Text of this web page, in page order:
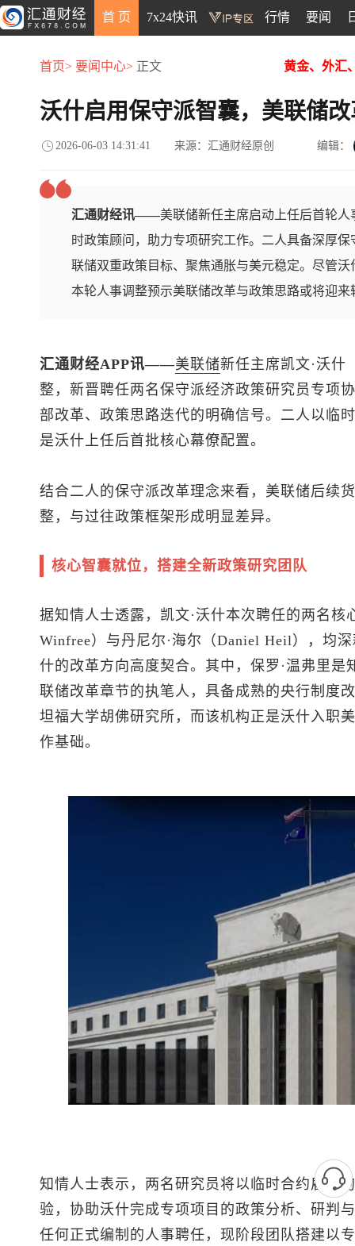
首 页 7x24快讯 行情 要闻
首页> 要闻中心> 正文 黄金、外汇
沃什启用保守派智囊，美联储
2026-06-03 14:31:41 来源：汇通财经原创 编辑：
汇通财经讯——美联储新任主席启动上任后首轮
时政策顾问，助力专项研究工作。二人具备深厚
联储双重政策目标、聚焦通胀与美元稳定。尽管
本轮人事调整预示美联储改革与政策思路或将迎来
汇通财经APP讯——美联储新任主席凯文·沃什
整，新晋聘任两名保守派经济政策研究员专项
部改革、政策思路迭代的明确信号。二人以临
是沃什上任后首批核心幕僚配置。
结合二人的保守派改革理念来看，美联储后续
整，与过往政策框架形成明显差异。
核心智囊就位，搭建全新政策研究团队
据知情人士透露，凯文·沃什本次聘任的两名核
Winfree）与丹尼尔·海尔（Daniel Heil），均
什的改革方向高度契合。其中，保罗·温弗里
联储改革章节的执笔人，具备成熟的央行制度
坦福大学胡佛研究所，而该机构正是沃什入职
作基础。
知情人士表示，两名研究员将以临时合约雇员
验，协助沃什完成专项项目的政策分析、研判
任何正式编制的人事聘任，现阶段团队搭建以